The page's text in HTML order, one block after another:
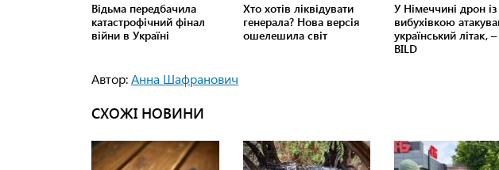
Автор:Анна Шафранович
СХОЖІ НОВИНИ